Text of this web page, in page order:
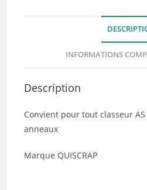
INFORMATIONS
Description
Convient pour tout classeur
anneaux
Marque QUISCRAP